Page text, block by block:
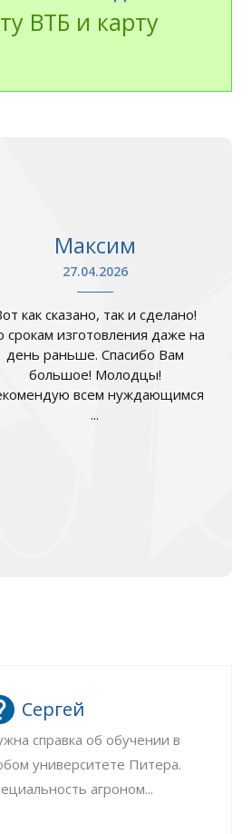
ВТБ и карту
Максим
27.04.2026
как сказано, так и сделано!
срокам изготовления даже на
день раньше. Спасибо Вам
большое! Молодцы!
всем нуждающимся
...
Сергей
справка об обучении в
университете Питера.
агроном...